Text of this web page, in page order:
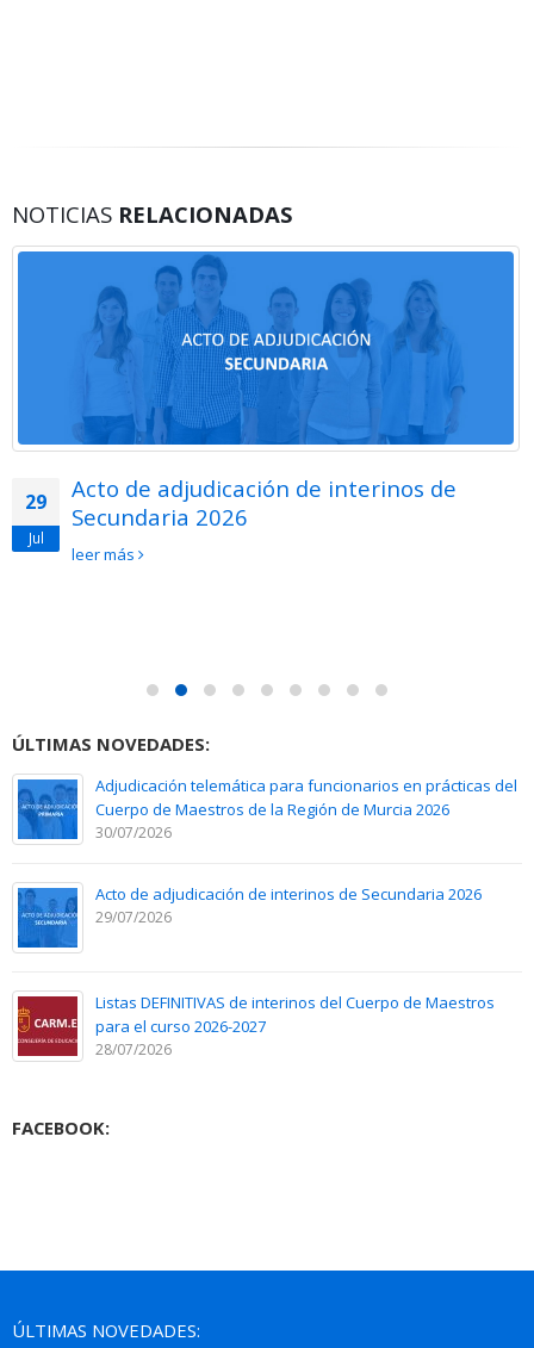
NOTICIAS RELACIONADAS
29
Jul
Acto de adjudicación de interinos de
Secundaria 2026
leer más
ÚLTIMAS NOVEDADES:
Adjudicación telemática para funcionarios en prácticas del
Cuerpo de Maestros de la Región de Murcia 2026
30/07/2026
Acto de adjudicación de interinos de Secundaria 2026
29/07/2026
Listas DEFINITIVAS de interinos del Cuerpo de Maestros
para el curso 2026-2027
28/07/2026
FACEBOOK:
ÚLTIMAS NOVEDADES: